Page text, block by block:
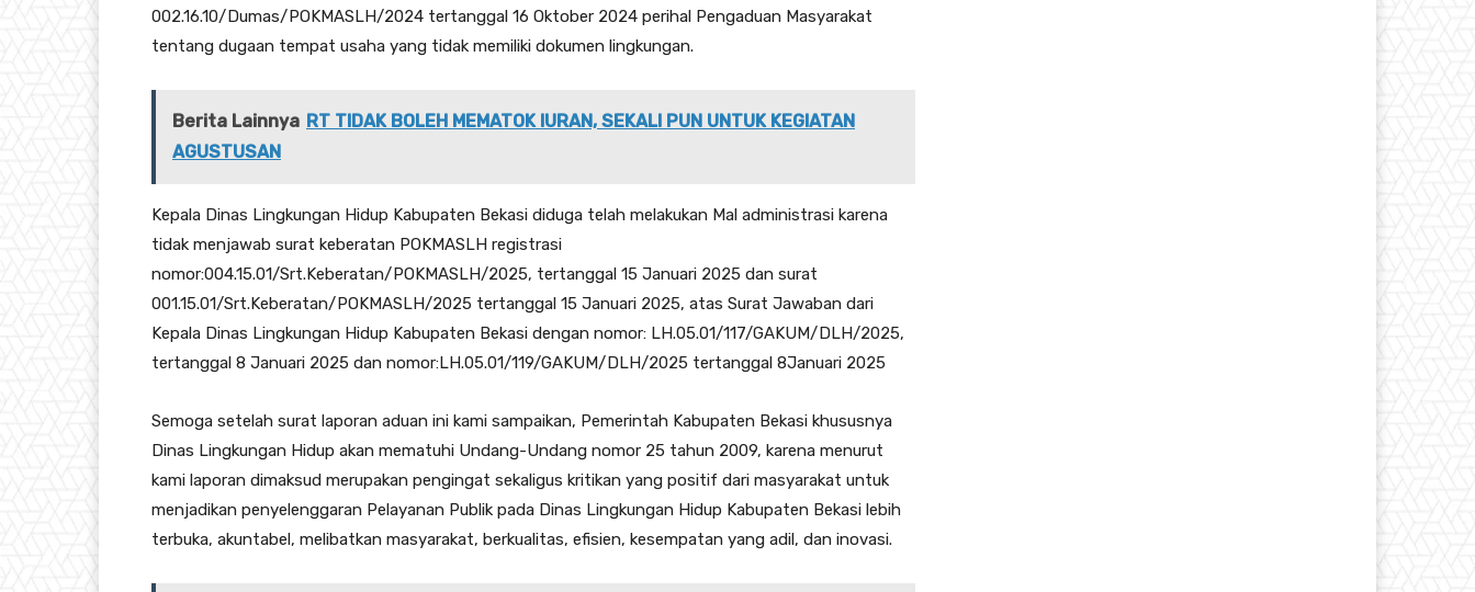
002.16.10/Dumas/POKMASLH/2024 tertanggal 16 Oktober 2024 perihal Pengaduan Masyarakat
tentang dugaan tempat usaha yang tidak memiliki dokumen lingkungan.
Berita Lainnya RT TIDAK BOLEH MEMATOK IURAN, SEKALI PUN UNTUK KEGIATAN
AGUSTUSAN
Kepala Dinas Lingkungan Hidup Kabupaten Bekasi diduga telah melakukan Mal administrasi karena
tidak menjawab surat keberatan POKMASLH registrasi
nomor:004.15.01/Srt.Keberatan/POKMASLH/2025, tertanggal 15 Januari 2025 dan surat
001.15.01/Srt.Keberatan/POKMASLH/2025 tertanggal 15 Januari 2025, atas Surat Jawaban dari
Kepala Dinas Lingkungan Hidup Kabupaten Bekasi dengan nomor: LH.05.01/117/GAKUM/DLH/2025,
tertanggal 8 Januari 2025 dan nomor:LH.05.01/119/GAKUM/DLH/2025 tertanggal 8Januari 2025
Semoga setelah surat laporan aduan ini kami sampaikan, Pemerintah Kabupaten Bekasi khususnya
Dinas Lingkungan Hidup akan mematuhi Undang-Undang nomor 25 tahun 2009, karena menurut
kami laporan dimaksud merupakan pengingat sekaligus kritikan yang positif dari masyarakat untuk
menjadikan penyelenggaran Pelayanan Publik pada Dinas Lingkungan Hidup Kabupaten Bekasi lebih
terbuka, akuntabel, melibatkan masyarakat, berkualitas, efisien, kesempatan yang adil, dan inovasi.